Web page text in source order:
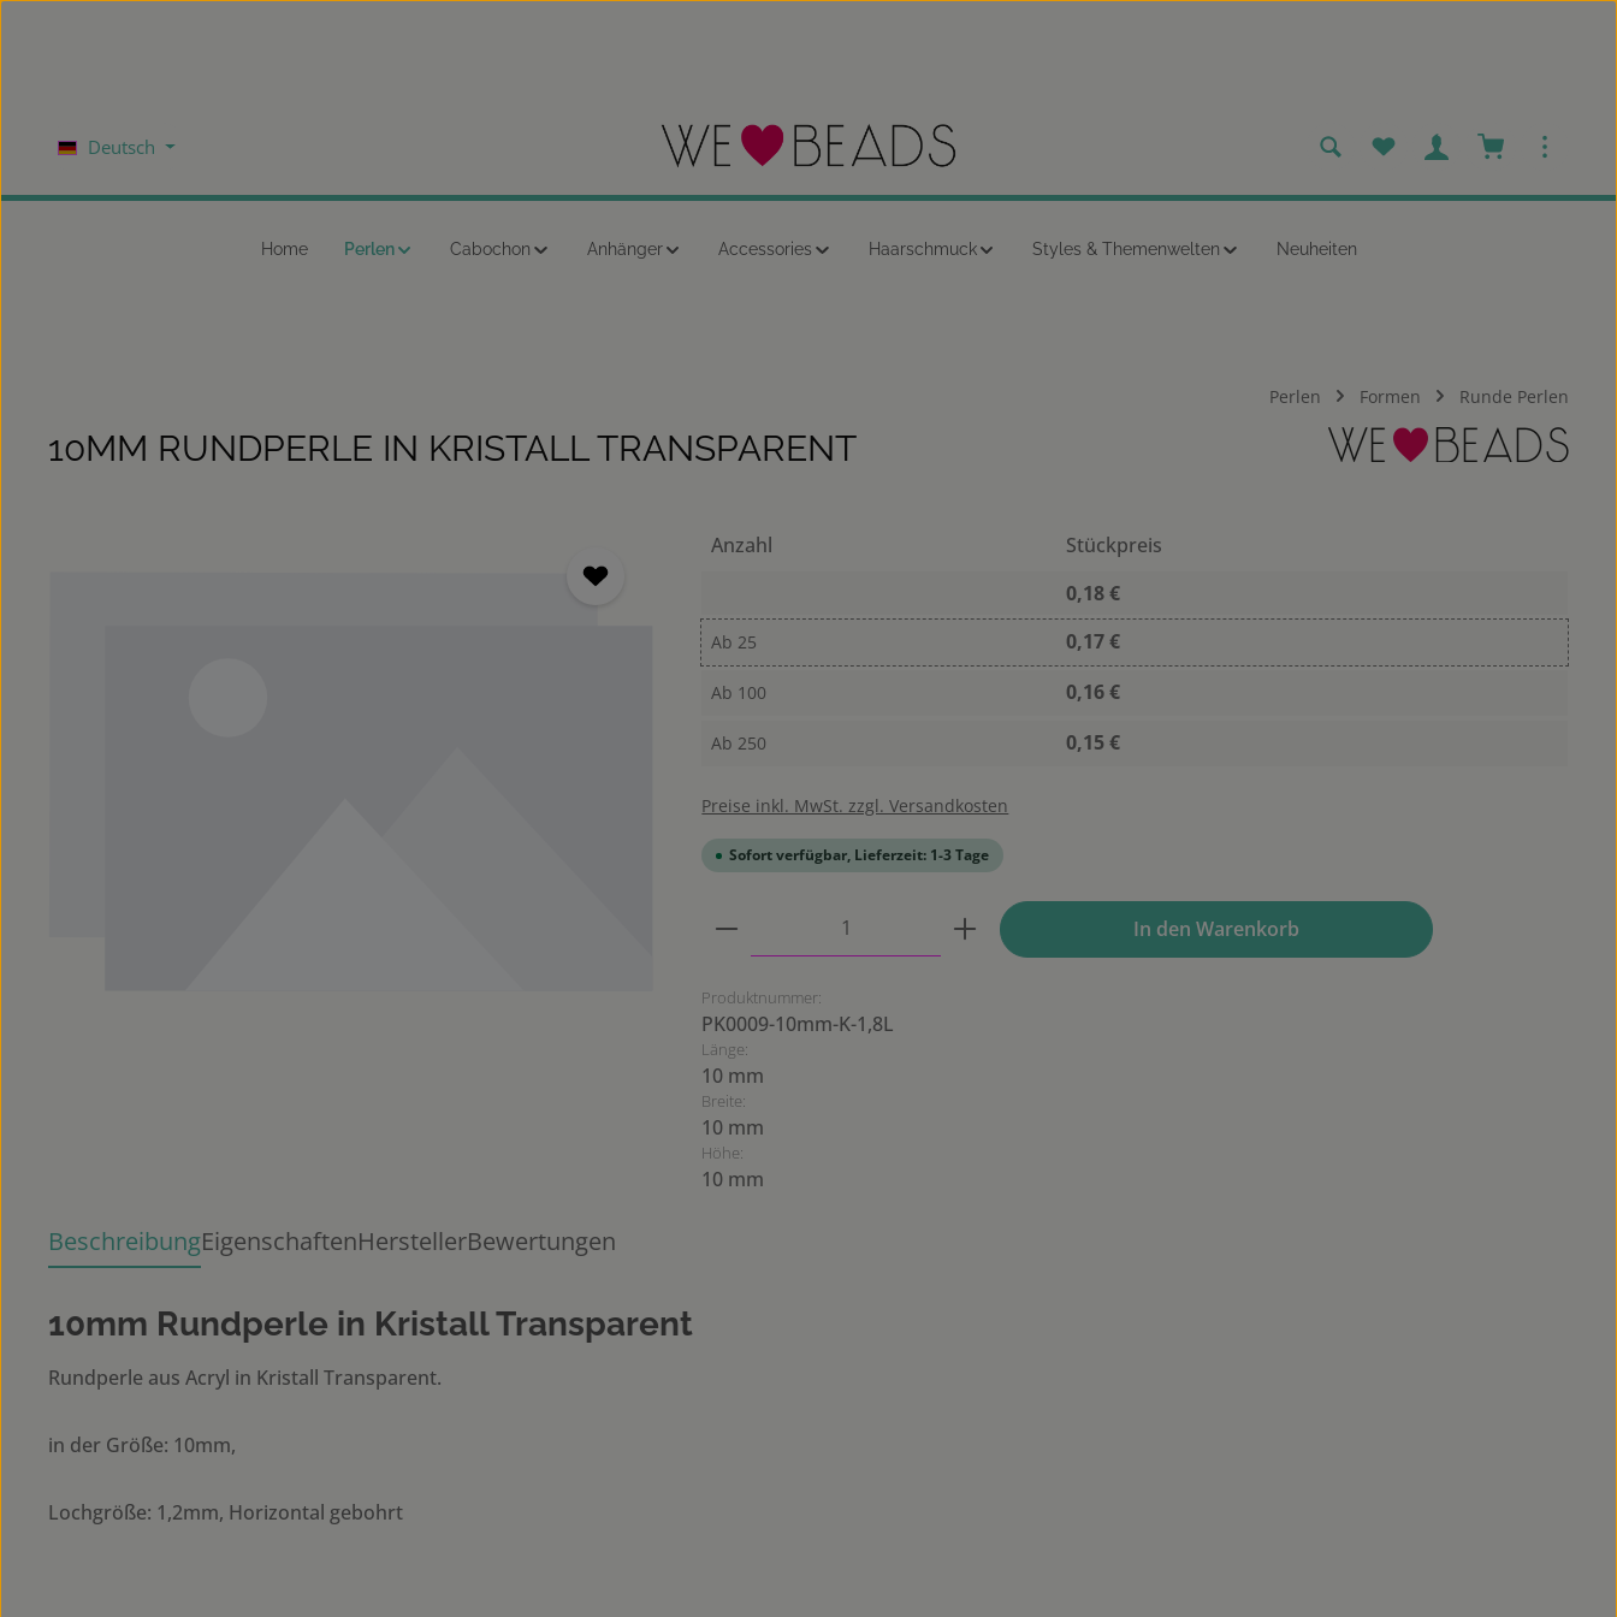
Deutsch Du hast 0 Produkte auf
Warenkorb
Home Perlen Cabochon Anhänger Accessories Haarschmuck Styles & Themenwelten Neuheiten
Perlen Formen Runde Perlen
10MM RUNDPERLE IN KRISTALL TRANSPARENT
Anzahl
Stückpreis
0,18 €
Ab 25 0,17 €
Ab 100 0,16 €
Ab 250 0,15 €
Preise inkl. MwSt. zzgl. Versandkosten
Sofort verfügbar, Lieferzeit: 1-3 Tage
Produkt Anzahl: Gib den gewünschten Wert ein oder benutze
In den Warenkorb
Produktnummer:
PK0009-10mm-K-1,8L
Länge:
10 mm
Breite:
10 mm
Höhe:
10 mm
BeschreibungEigenschaftenHerstellerBewertungen
10mm Rundperle in Kristall Transparent
Rundperle aus Acryl in Kristall Transparent.
in der Größe: 10mm,
Lochgröße: 1,2mm, Horizontal gebohrt